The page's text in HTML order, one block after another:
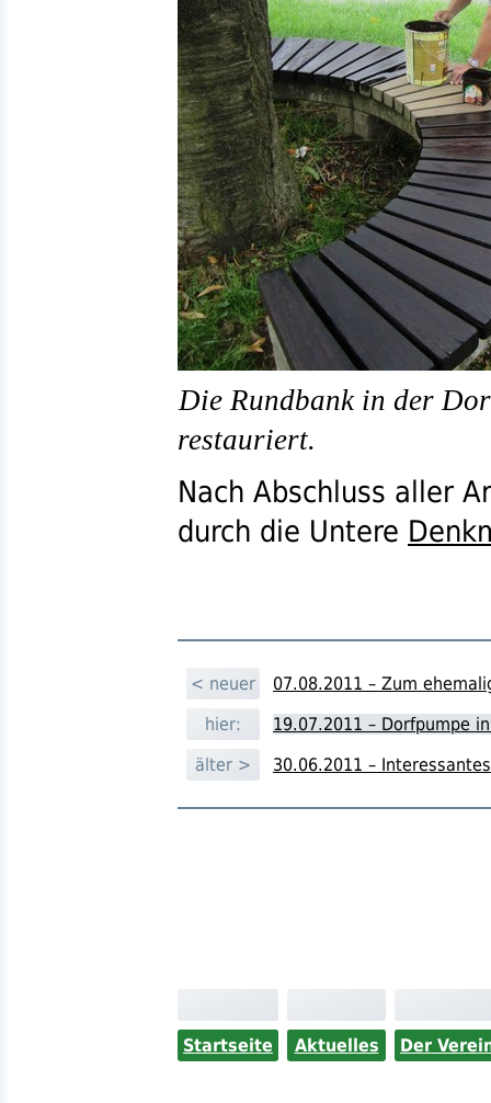
Die Rundbank in der
restauriert.
Nach Abschluss aller
durch die Untere
< neuer
07.08.2011 – Zum
hier:
19.07.2011 – Dorfpumpe
älter >
30.06.2011 –
Startseite Aktuelles Der